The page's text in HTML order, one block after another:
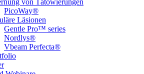
von Tätowierungen
PicoWay®
Läsionen
Gentle Pro™ series
Nordlys®
Vbeam Perfecta®